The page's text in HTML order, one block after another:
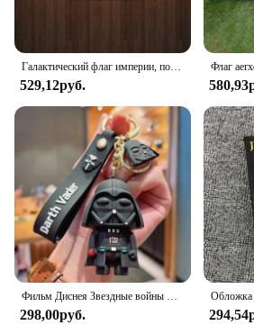
529,12руб.
298,00руб.